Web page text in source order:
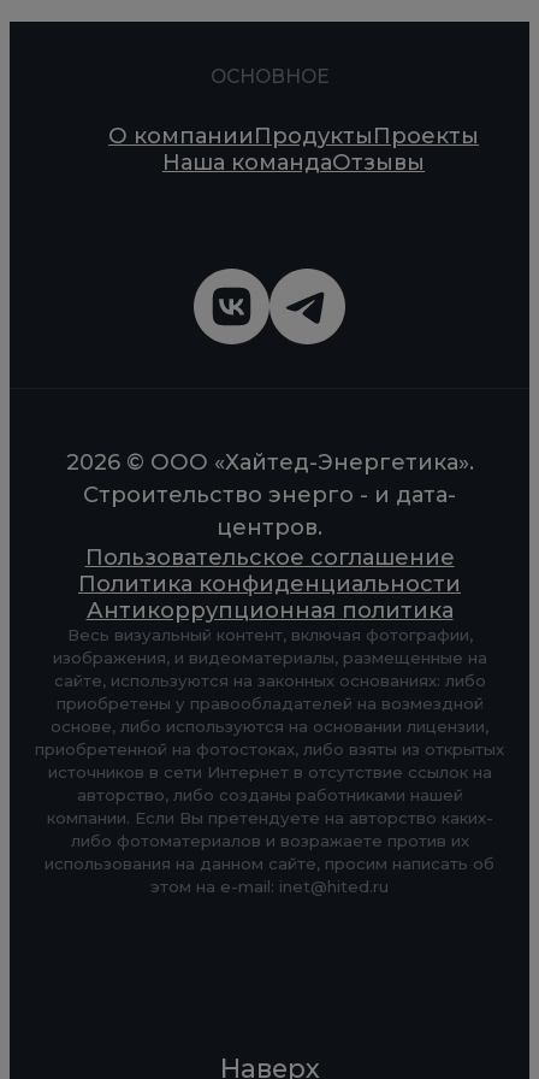
ОСНОВНОЕ
О компанииПродуктыПроекты
Наша командаОтзывы
Наверх
2026 © ООО «Хайтед-Энергетика».
Строительство энерго - и дата-
центров.
Пользовательское соглашение
Политика конфиденциальности
Антикоррупционная политика
Весь визуальный контент, включая фотографии,
изображения, и видеоматериалы, размещенные на
сайте, используются на законных основаниях: либо
приобретены у правообладателей на возмездной
основе, либо используются на основании лицензии,
приобретенной на фотостоках, либо взяты из открытых
источников в сети Интернет в отсутствие ссылок на
авторство, либо созданы работниками нашей
компании. Если Вы претендуете на авторство каких-
либо фотоматериалов и возражаете против их
использования на данном сайте, просим написать об
этом на e-mail: inet@hited.ru